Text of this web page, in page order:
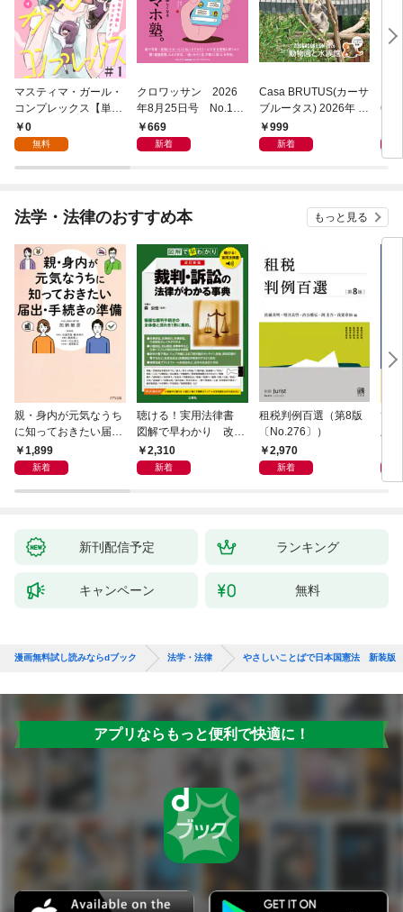
マスティマ・ガール・
コンプレックス【単
話】１
0
無料
クロワッサン 2026
年8月25日号 No.117
1 [大人のAI＆スマホ
塾。]
669
新着
Casa BRUTUS(カーサ
ブルータス) 2026年 9
月号 [もっと学べる！
動物園と水族館]
999
新着
6年
法学・法律のおすすめ本 もっと見る
親・身内が元気なうち
に知っておきたい届
出・手続きの準備（き
ずな出版）
1,899
新着
聴ける！実用法律書
図解で早わかり 改訂
新版 裁判・訴訟の法
律がわかる事典
2,310
新着
租税判例百選（第8版
〔No.276〕）
2,970
新着
ひ
版
が
き
新刊配信予定 ランキング
キャンペーン 無料
漫画無料試し読みならdブック 法学・法律 やさしいことばで日本国憲法 新装版
アプリならもっと便利で快適に！